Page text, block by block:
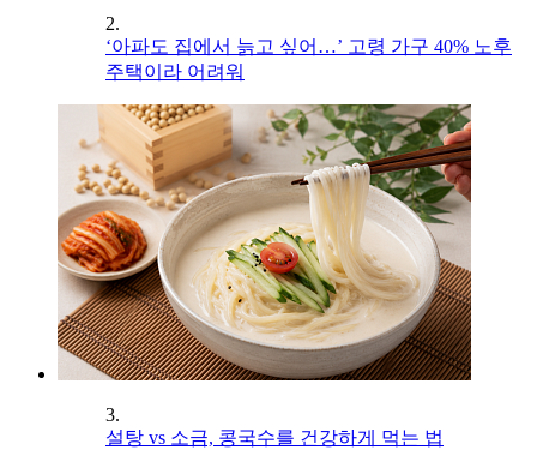
2.
‘아파도 집에서 늙고 싶어…’ 고령 가구 40% 노후
주택이라 어려워
3.
설탕 vs 소금, 콩국수를 건강하게 먹는 법